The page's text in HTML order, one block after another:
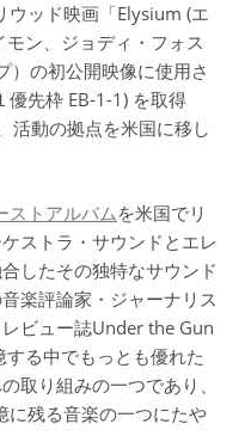
ッド映画「Elysium (エ
ン、ジョディ・フォス
）の初公開映像に使用さ
先枠 EB-1-1) を取得
活動の拠点を米国に移し
ストアルバム を米国でリ
ストラ・サウンドとエレ
したその独特なサウンド
楽評論家・ジャーナリス
ビュー誌Under the Gun
る中でもっとも優れた
取り組みの一つであり、
に残る音楽の一つにたや